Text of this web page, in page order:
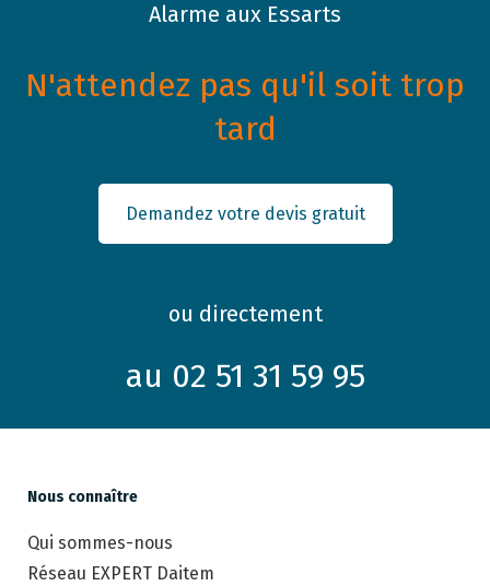
Alarme aux Essarts
N'attendez pas qu'il soit trop
tard
Demandez votre devis gratuit
ou directement
au 02 51 31 59 95
Nous connaître
Qui sommes-nous
Réseau EXPERT Daitem